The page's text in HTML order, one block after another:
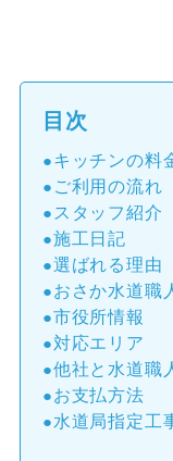
目次
キッチンの料
ご利用の流れ
スタッフ紹介
施工日記
選ばれる理由
おさか水道職
市役所情報
対応エリア
他社と水道職
お支払方法
水道局指定工